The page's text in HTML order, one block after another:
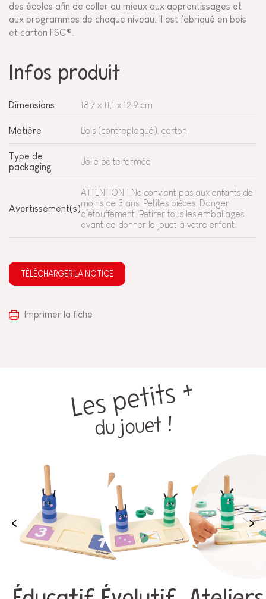
des écoles afin de coller au mieux aux apprentissages et
aux programmes de chaque niveau. Il est fabriqué en bois
et carton FSC®.
Infos produit
Dimensions 18,7 x 11,1 x 12,9 cm
Matière Bois (contreplaqué), carton
Type de
packaging
Jolie boite fermée
Avertissement(s)
ATTENTION ! Ne convient pas aux enfants de
moins de 3 ans. Petites pièces. Danger
d’étouffement. Retirer tous les emballages
avant de donner le jouet à votre enfant.
TÉLÉCHARGER LA NOTICE
Imprimer la fiche
Les petits +
du jouet !